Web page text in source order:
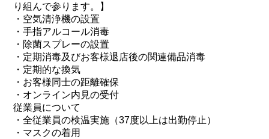
り組んで参ります。】
・空気清浄機の設置
・手指アルコール消毒
・除菌スプレーの設置
・定期消毒及びお客様退店後の関連備品消毒
・定期的な換気
・お客様同士の距離確保
・オンライン内見の受付
従業員について
・全従業員の検温実施（37度以上は出勤停止）
・マスクの着用